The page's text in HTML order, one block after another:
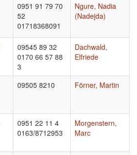
0951 91 79 70
52
01718368091
Ngure, Nadia
(Nadejda)
09545 89 32
0170 66 57 88
3
Dachwald,
Elfriede
09505 8210 Förner, Martin
0951 22 11 4
0163/8712953
Morgenstern,
Marc